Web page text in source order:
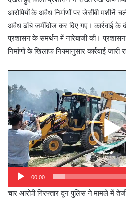
आरोपियों के अवैध निर्माणों पर जेसीबी मशीनें
अवैध ढांचे जमींदोज कर दिए गए। कार्रवाई के
प्रशासन के समर्थन में नारेबाजी की।
निर्माणों के खिलाफ नियमानुसार कार्रवाई जारी
Player
00:00
चार आरोपी गिरफ्तार दून पुलिस ने मामले में